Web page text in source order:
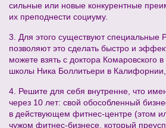
сильные или новые конкурентные
их преподнести социуму.
3. Для этого существуют специальные
позволяют это сделать быстро и
можете взять с доктора Комаровского
школы Ника Боллитьери в
4. Решите для себя внутренне, что
через 10 лет: свой обособленный
в действующем фитнес-центре (этом
чужом фитнес-бизнесе, который